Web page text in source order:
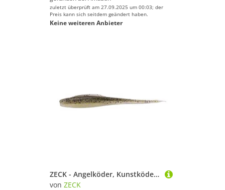
zuletzt überprüft am 27.09.2025 um 00:03; der
Preis kann sich seitdem geändert haben.
Keine weiteren Anbieter
ZECK - Angelköder, Kunstköder, Gummifisch - BA Shaky Stick | 10cm - Electric Shad | 7 STK.
von ZECK